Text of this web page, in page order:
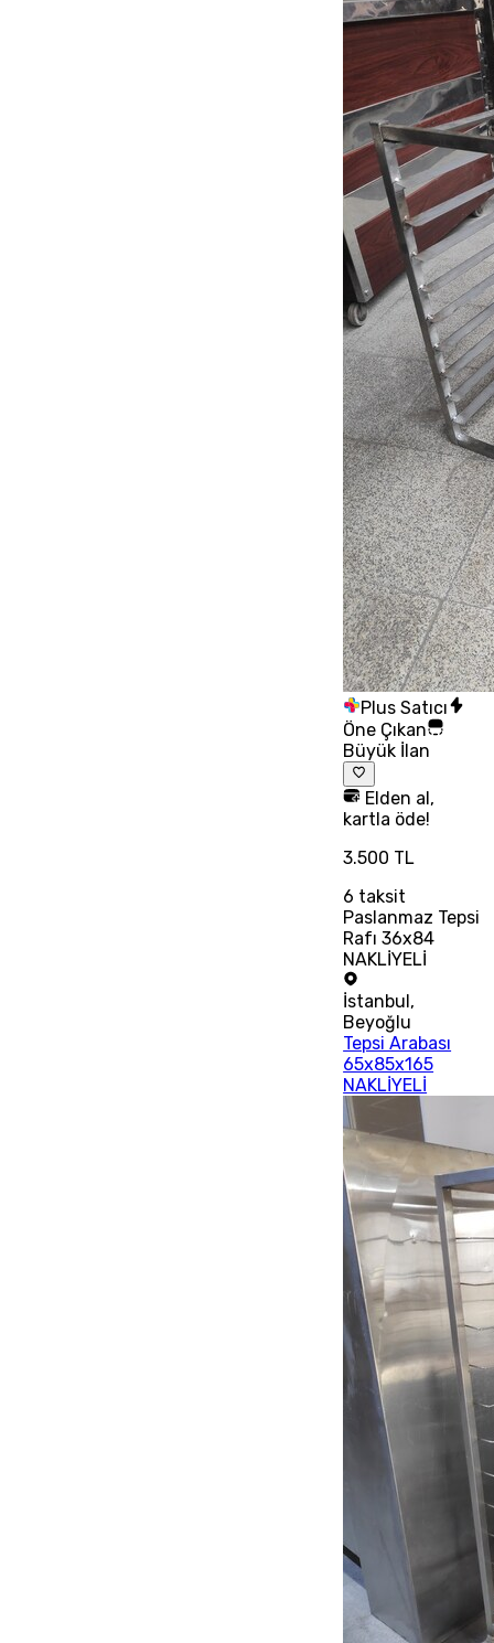
Plus Satıcı
Öne Çıkan
Büyük İlan
Elden al,
kartla öde!
3.500 TL
6 taksit
Paslanmaz Tepsi
Rafı 36x84
NAKLİYELİ
İstanbul,
Beyoğlu
Tepsi Arabası
65x85x165
NAKLİYELİ